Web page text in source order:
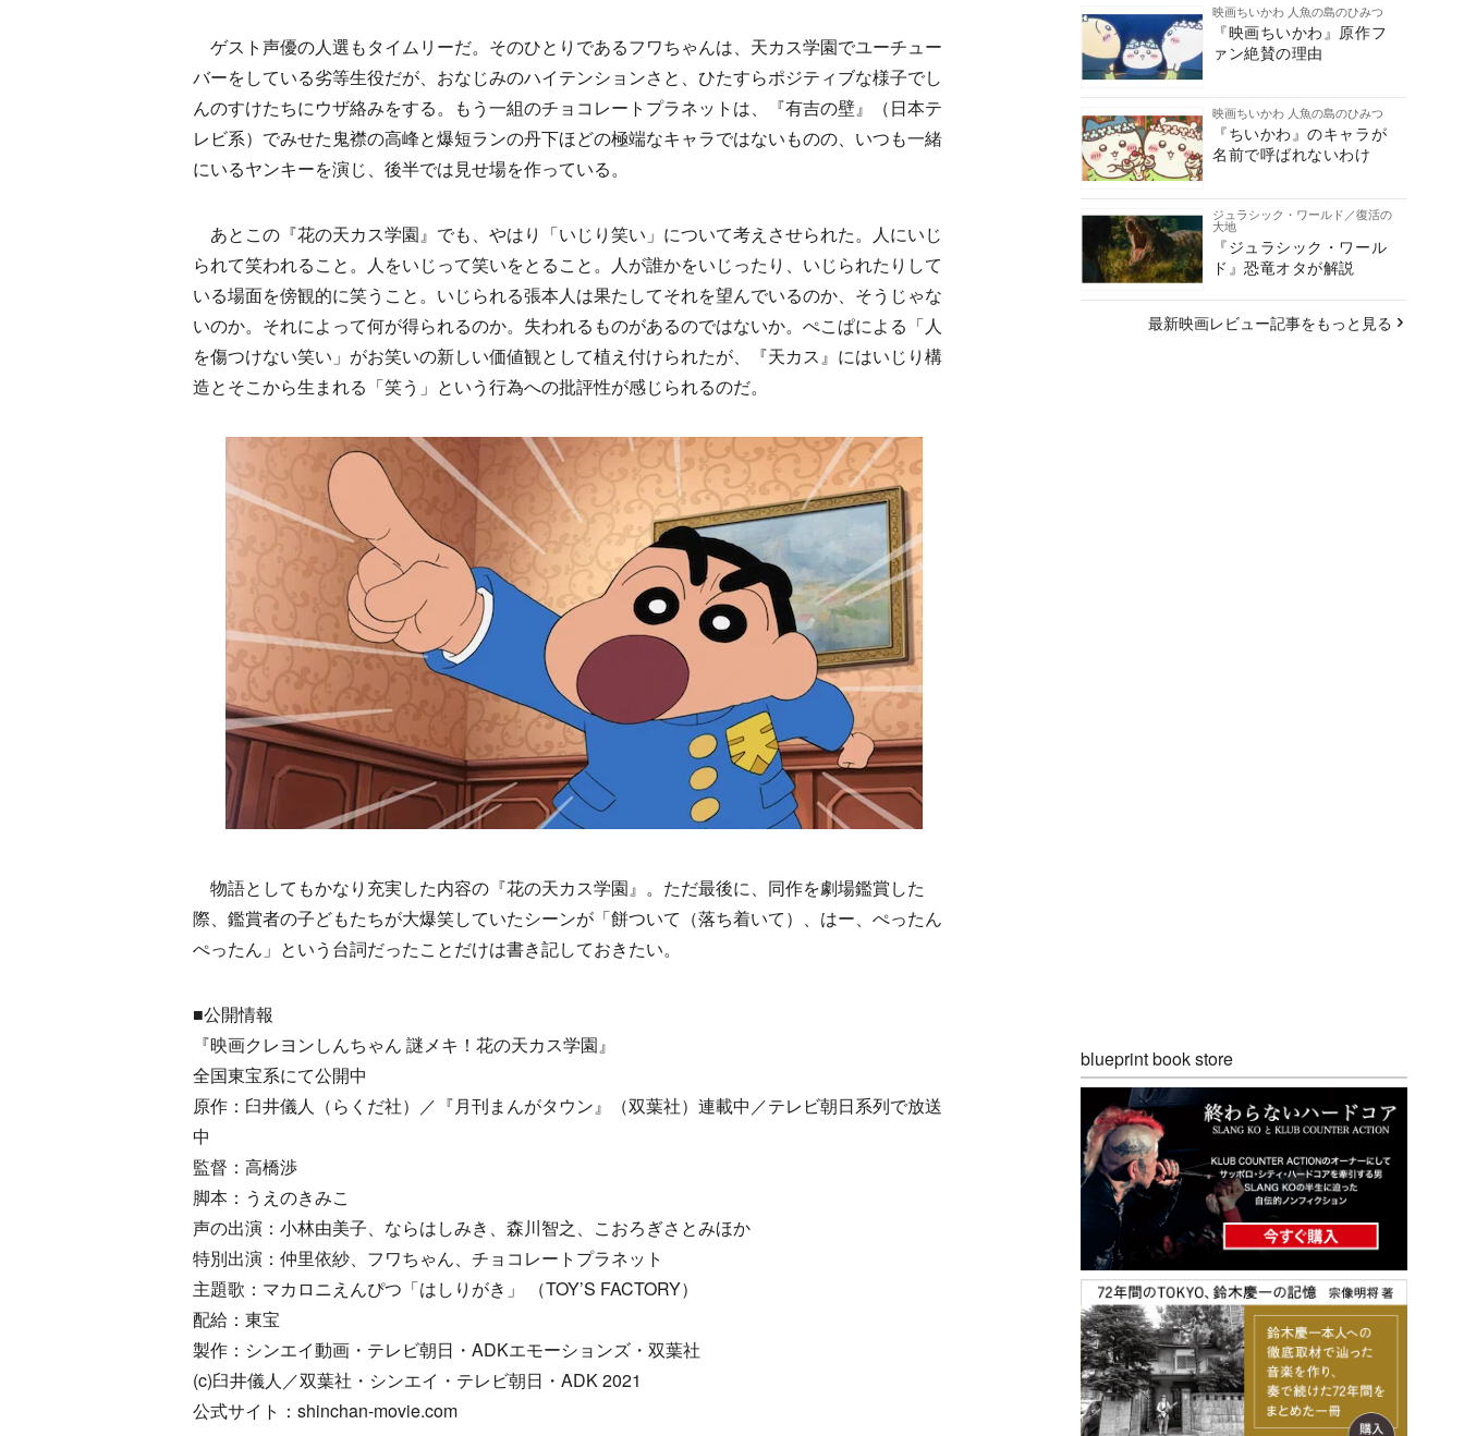
ゲスト声優の人選もタイムリーだ。そのひとりであるフワちゃんは、天カス学園でユーチュー
バーをしている劣等生役だが、おなじみのハイテンションさと、ひたすらポジティブな様子でし
んのすけたちにウザ絡みをする。もう一組のチョコレートプラネットは、『有吉の壁』（日本テ
レビ系）でみせた鬼襟の高峰と爆短ランの丹下ほどの極端なキャラではないものの、いつも一緒
にいるヤンキーを演じ、後半では見せ場を作っている。
あとこの『花の天カス学園』でも、やはり「いじり笑い」について考えさせられた。人にいじ
られて笑われること。人をいじって笑いをとること。人が誰かをいじったり、いじられたりして
いる場面を傍観的に笑うこと。いじられる張本人は果たしてそれを望んでいるのか、そうじゃな
いのか。それによって何が得られるのか。失われるものがあるのではないか。ぺこぱによる「人
を傷つけない笑い」がお笑いの新しい価値観として植え付けられたが、『天カス』にはいじり構
造とそこから生まれる「笑う」という行為への批評性が感じられるのだ。
物語としてもかなり充実した内容の『花の天カス学園』。ただ最後に、同作を劇場鑑賞した
際、鑑賞者の子どもたちが大爆笑していたシーンが「餅ついて（落ち着いて）、はー、ぺったん
ぺったん」という台詞だったことだけは書き記しておきたい。
■公開情報
『映画クレヨンしんちゃん 謎メキ！花の天カス学園』
全国東宝系にて公開中
原作：臼井儀人（らくだ社）／『月刊まんがタウン』（双葉社）連載中／テレビ朝日系列で放送
中
監督：高橋渉
脚本：うえのきみこ
声の出演：小林由美子、ならはしみき、森川智之、こおろぎさとみほか
特別出演：仲里依紗、フワちゃん、チョコレートプラネット
主題歌：マカロニえんぴつ「はしりがき」 （TOY’S FACTORY）
配給：東宝
製作：シンエイ動画・テレビ朝日・ADKエモーションズ・双葉社
(c)臼井儀人／双葉社・シンエイ・テレビ朝日・ADK 2021
公式サイト：shinchan-movie.com
映画ちいかわ 人魚の島のひみつ
『映画ちいかわ』原作フ
ァン絶賛の理由
映画ちいかわ 人魚の島のひみつ
『ちいかわ』のキャラが
名前で呼ばれないわけ
ジュラシック・ワールド／復活の
大地
『ジュラシック・ワール
ド』恐竜オタが解説
最新映画レビュー記事をもっと見る
blueprint book store